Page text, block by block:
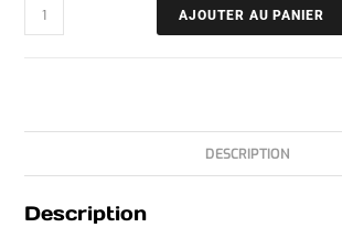
AJOUTER AU PANIER
DESCRIPTION
Description